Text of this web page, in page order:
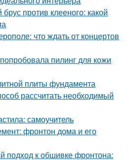
против клееного: какой
что ждать от концертов
пилинг для кожи
плиты фундамента
рассчитать необходимый
самоучитель
фронтон дома и его
подход к обшивке фронтона: